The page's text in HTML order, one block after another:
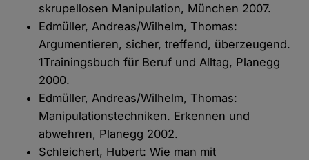
skrupellosen Manipulation, München 2007.
Edmüller, Andreas/Wilhelm, Thomas:
Argumentieren, sicher, treffend, überzeugend.
1Trainingsbuch für Beruf und Alltag, Planegg
2000.
Edmüller, Andreas/Wilhelm, Thomas:
Manipulationstechniken. Erkennen und
abwehren, Planegg 2002.
Schleichert, Hubert: Wie man mit